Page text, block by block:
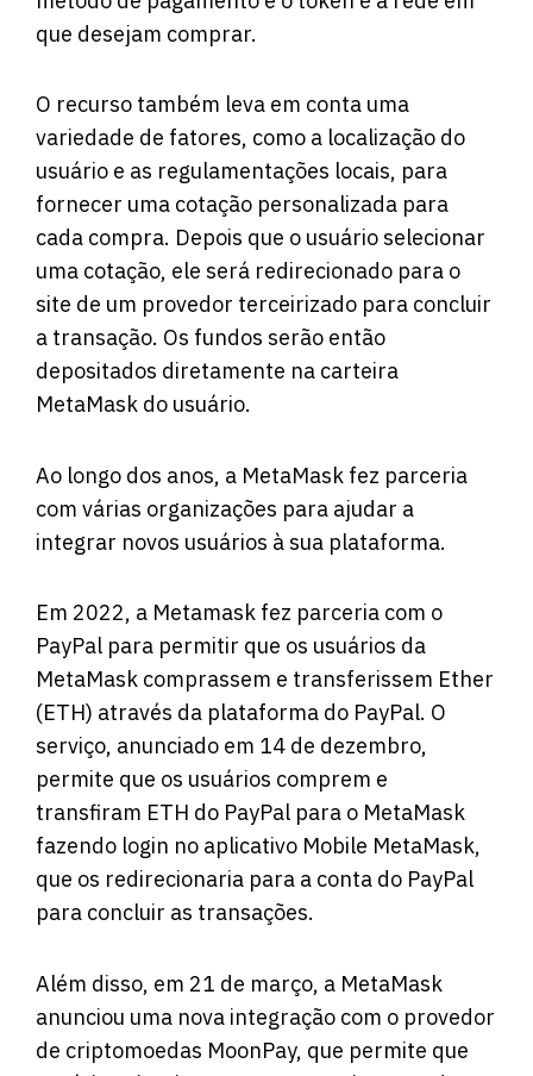
que desejam comprar.
O recurso também leva em conta uma
variedade de fatores, como a localização do
usuário e as regulamentações locais, para
fornecer uma cotação personalizada para
cada compra. Depois que o usuário selecionar
uma cotação, ele será redirecionado para o
site de um provedor terceirizado para concluir
a transação. Os fundos serão então
depositados diretamente na carteira
MetaMask do usuário.
Ao longo dos anos, a MetaMask fez parceria
com várias organizações para ajudar a
integrar novos usuários à sua plataforma.
Em 2022, a Metamask fez parceria com o
PayPal para permitir que os usuários da
MetaMask comprassem e transferissem Ether
(ETH) através da plataforma do PayPal. O
serviço, anunciado em 14 de dezembro,
permite que os usuários comprem e
transfiram ETH do PayPal para o MetaMask
fazendo login no aplicativo Mobile MetaMask,
que os redirecionaria para a conta do PayPal
para concluir as transações.
Além disso, em 21 de março, a MetaMask
anunciou uma nova integração com o provedor
de criptomoedas MoonPay, que permite que